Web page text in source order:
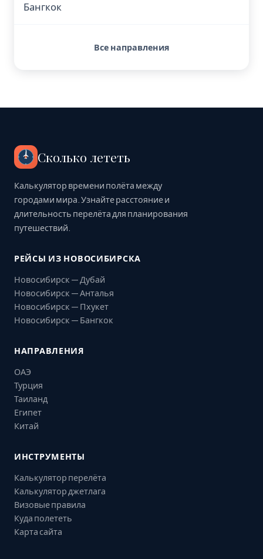
Бангкок
Все направления
Сколько лететь
Калькулятор времени полёта между
городами мира. Узнайте расстояние и
длительность перелёта для планирования
путешествий.
РЕЙСЫ ИЗ НОВОСИБИРСКА
Новосибирск — Дубай
Новосибирск — Анталья
Новосибирск — Пхукет
Новосибирск — Бангкок
НАПРАВЛЕНИЯ
ОАЭ
Турция
Таиланд
Египет
Китай
ИНСТРУМЕНТЫ
Калькулятор перелёта
Калькулятор джетлага
Визовые правила
Куда полететь
Карта сайта